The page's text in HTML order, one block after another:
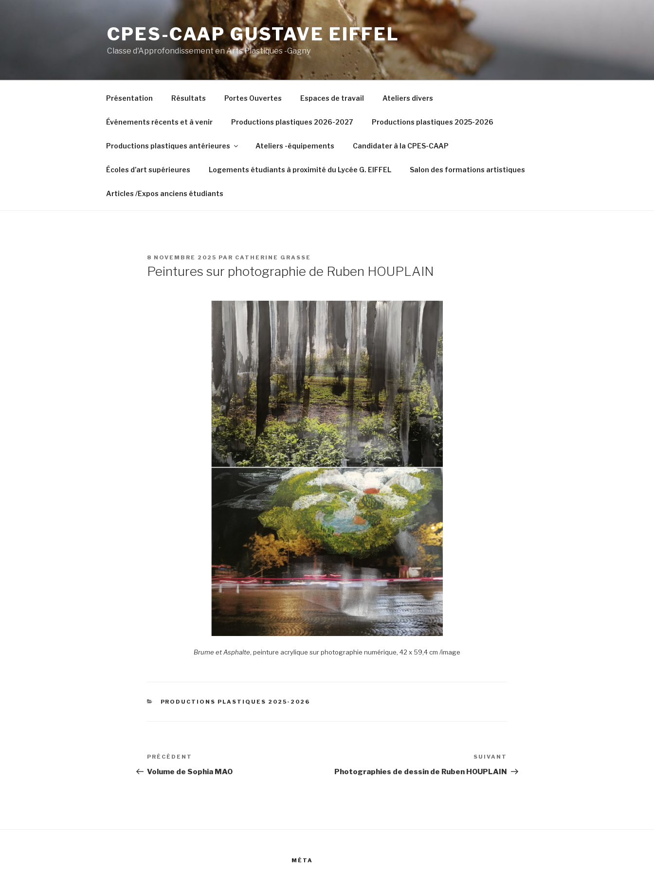
CPES-CAAP GUSTAVE EIFFEL
Classe d'Approfondissement en Arts Plastiques -Gagny
Présentation Résultats Portes Ouvertes Espaces de travail Ateliers divers
Événements récents et à venir Productions plastiques 2026-2027 Productions plastiques 2025-2026
Productions plastiques antérieures Ateliers -équipements Candidater à la CPES-CAAP
Écoles d’art supérieures Logements étudiants à proximité du Lycée G. EIFFEL Salon des formations artistiques
Articles /Expos anciens étudiants
PUBLIÉ
8 NOVEMBRE 2025 PAR CATHERINE GRASSE
Peintures sur photographie de Ruben HOUPLAIN
Brume et Asphalte, peinture acrylique sur photographie numérique, 42 x 59,4 cm /image
CATÉGORIES
PRODUCTIONS PLASTIQUES 2025-2026
Navigation
de
Article
précédent
PRÉCÉDENT
Volume de Sophia MAO
suivant
SUIVANT
Photographies de dessin de Ruben HOUPLAIN
MÉTA